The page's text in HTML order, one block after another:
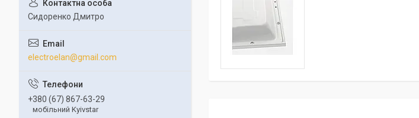
Сидоренко Дмитро
electroelan@gmail.com
+380 (67) 867-63-29
мобільний Kyivstar